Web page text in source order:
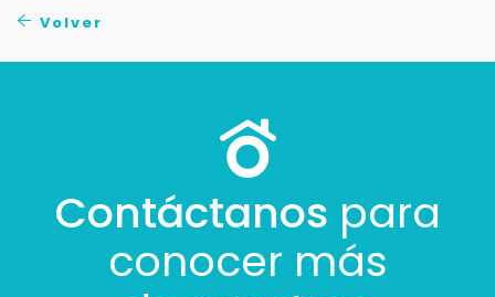
Volver
Contáctanos para
conocer más
Buscamos darte la mejor experiencia.